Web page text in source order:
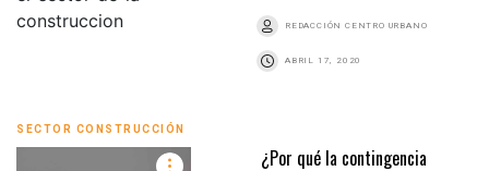
REDACCIÓN CENTRO URBANO
ABRIL 17, 2020
SECTOR CONSTRUCCIÓN
¿Por qué la contingencia